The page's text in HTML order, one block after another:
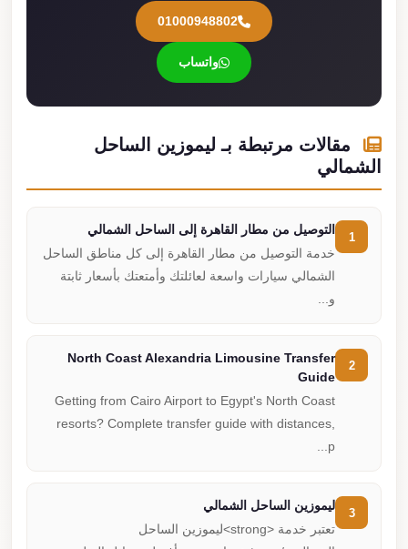
01000948802
واتساب
مقالات مرتبطة بـ ليموزين الساحل
الشمالي
التوصيل من مطار القاهرة إلى الساحل الشمالي
خدمة التوصيل من مطار القاهرة إلى كل مناطق الساحل
الشمالي سيارات واسعة لعائلتك وأمتعتك بأسعار ثابتة
و...
North Coast Alexandria Limousine Transfer
Guide
Getting from Cairo Airport to Egypt's North Coast
resorts? Complete transfer guide with distances,
ليموزين الساحل الشمالي
تعتبر خدمة <strong>ليموزين الساحل